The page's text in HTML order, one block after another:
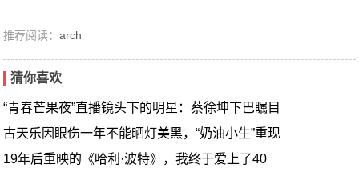
推荐阅读：arch
猜你喜欢
“青春芒果夜”直播镜头下的明星：蔡徐坤下巴瞩目
古天乐因眼伤一年不能晒灯美黑，“奶油小生”重现
19年后重映的《哈利·波特》，我终于爱上了40